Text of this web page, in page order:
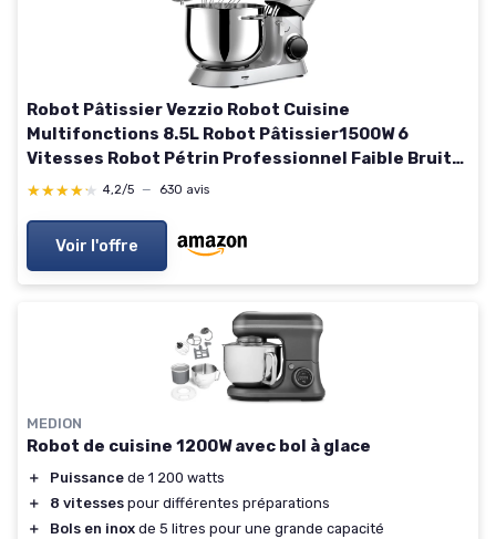
Robot Pâtissier Vezzio Robot Cuisine
Multifonctions 8.5L Robot Pâtissier1500W 6
Vitesses Robot Pétrin Professionnel Faible Bruit
vec Crochet Pétrin,Batteur plat,Fouet à Fils
★★★★★
★★★★★ 4,2/5 — 630 avis
Voir l'offre
MEDION
Robot de cuisine 1200W avec bol à glace
＋ Puissance de 1 200 watts
＋
8 vitesses pour différentes préparations
＋
Bols en inox de 5 litres pour une grande capacité